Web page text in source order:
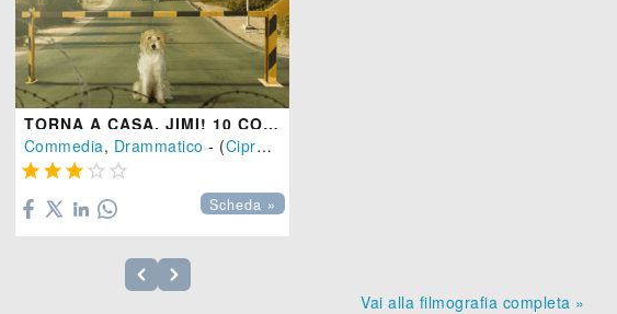
TORNA A CASA, JIMI! 10 COSE DA NON FARE QUANDO PERDI IL TUO CANE A CIPRO
Commedia, Drammatico - (Cipro -
    
Scheda »
Vai alla filmografia completa »